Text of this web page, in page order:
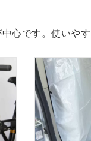
心です。使いや